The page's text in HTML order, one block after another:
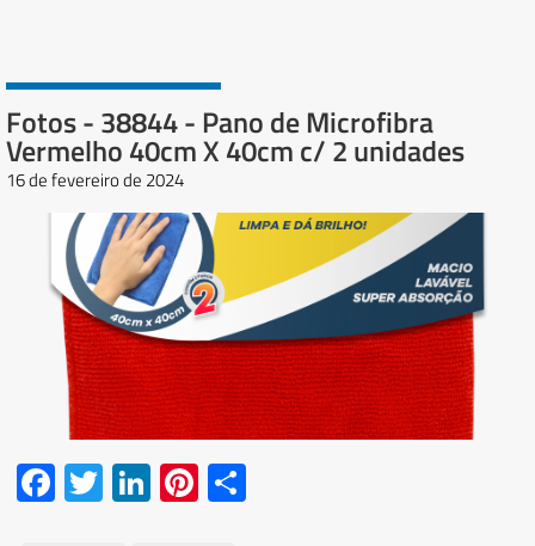
Fotos - 38844 - Pano de Microfibra
Vermelho 40cm X 40cm c/ 2 unidades
16 de fevereiro de 2024
Facebook
Twitter
LinkedInPinterest